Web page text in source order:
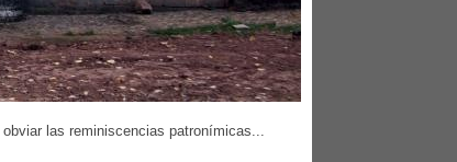
las reminiscencias patronímicas...